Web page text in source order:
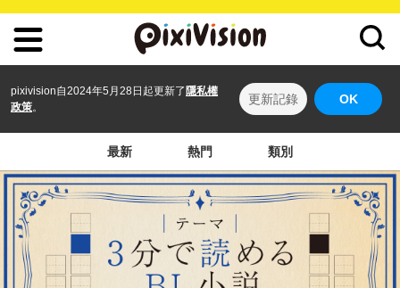
pixivision自2024年5月28日起更新了 隱私權
政策。
更新記錄 OK
最新 熱門 類別